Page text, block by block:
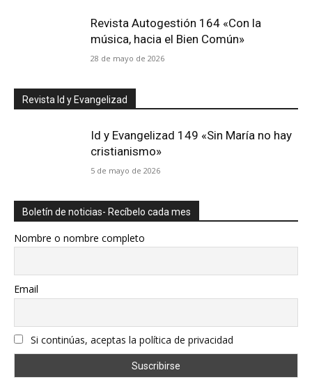
Revista Autogestión 164 «Con la
música, hacia el Bien Común»
28 de mayo de 2026
Revista Id y Evangelizad
Id y Evangelizad 149 «Sin María no hay
cristianismo»
5 de mayo de 2026
Boletín de noticias- Recíbelo cada mes
Nombre o nombre completo
Email
Si continúas, aceptas la política de privacidad